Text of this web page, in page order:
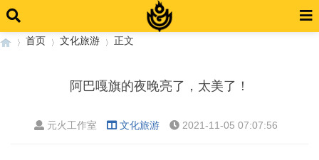
首页 文化旅游 正文
阿巴嘎旗的夜晚亮了，太美了！
元火工作室 文化旅游 2021-11-05 07:07:56